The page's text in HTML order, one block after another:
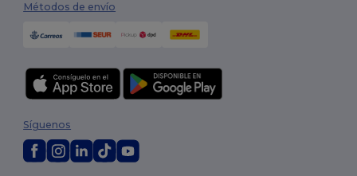
Métodos de envío
Síguenos